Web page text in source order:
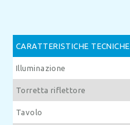
CARATTERISTICHE TECNICHE
Illuminazione
Torretta riflettore
Tavolo